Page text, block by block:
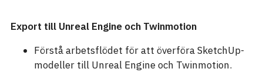
Export till Unreal Engine och Twinmotion
Förstå arbetsflödet för att överföra SketchUp-
modeller till Unreal Engine och Twinmotion.